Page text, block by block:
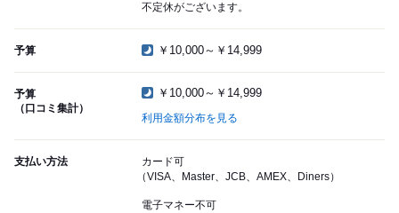
不定休がございます。
予算 ￥10,000～￥14,999
予算
（口コミ集計）
￥10,000～￥14,999
利用金額分布を見る
支払い方法
カード可
（VISA、Master、JCB、AMEX、Diners）
電子マネー不可